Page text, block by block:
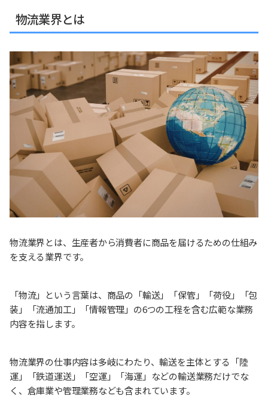
物流業界とは
物流業界とは、生産者から消費者に商品を届けるための仕組み
を支える業界です。
「物流」という言葉は、商品の「輸送」「保管」「荷役」「包
装」「流通加工」「情報管理」の6つの工程を含む広範な業務
内容を指します。
物流業界の仕事内容は多岐にわたり、輸送を主体とする「陸
運」「鉄道運送」「空運」「海運」などの輸送業務だけでな
く、倉庫業や管理業務なども含まれています。